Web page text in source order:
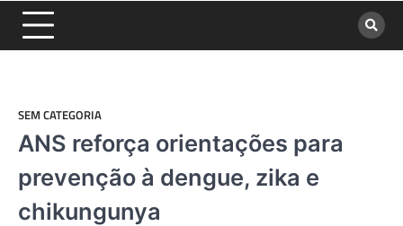
SEM CATEGORIA
ANS reforça orientações para
prevenção à dengue, zika e
chikungunya